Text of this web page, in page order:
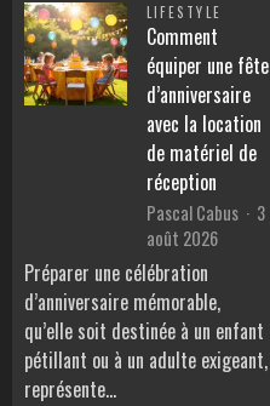
LIFESTYLE
Comment
équiper une fête
d’anniversaire
avec la location
de matériel de
réception
Pascal Cabus
3
août 2026
Préparer une célébration
d’anniversaire mémorable,
qu’elle soit destinée à un enfant
pétillant ou à un adulte exigeant,
représente…